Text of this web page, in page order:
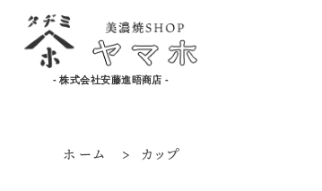
- 株式会社安藤進晤商店 -
ホーム > カップ